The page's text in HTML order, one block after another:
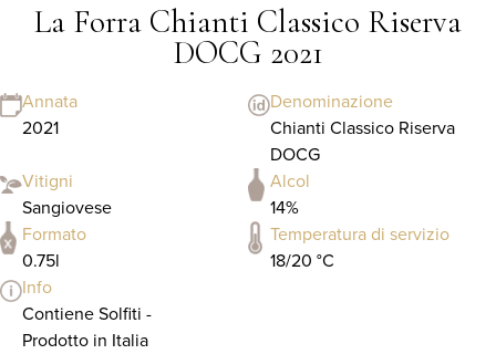
La Forra Chianti Classico Riserva
DOCG 2021
Annata
2021
Denominazione
Chianti Classico Riserva
DOCG
Vitigni
Sangiovese
Alcol
14%
Formato
0.75l
Temperatura di servizio
18/20 °C
Info
Contiene Solfiti -
Prodotto in Italia